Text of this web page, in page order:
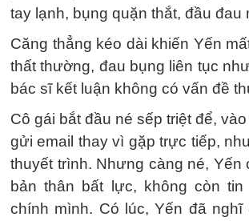
tay lạnh, bụng quặn thắt, đầu đau
Căng thẳng kéo dài khiến Yến
thất thường, đau bụng liên tục
bác sĩ kết luận không có vấn đề
Cô gái bắt đầu né sếp triệt để,
gửi email thay vì gặp trực tiếp,
thuyết trình. Nhưng càng né, Yến
bản thân bất lực, không còn
chính mình. Có lúc, Yến đã nghĩ